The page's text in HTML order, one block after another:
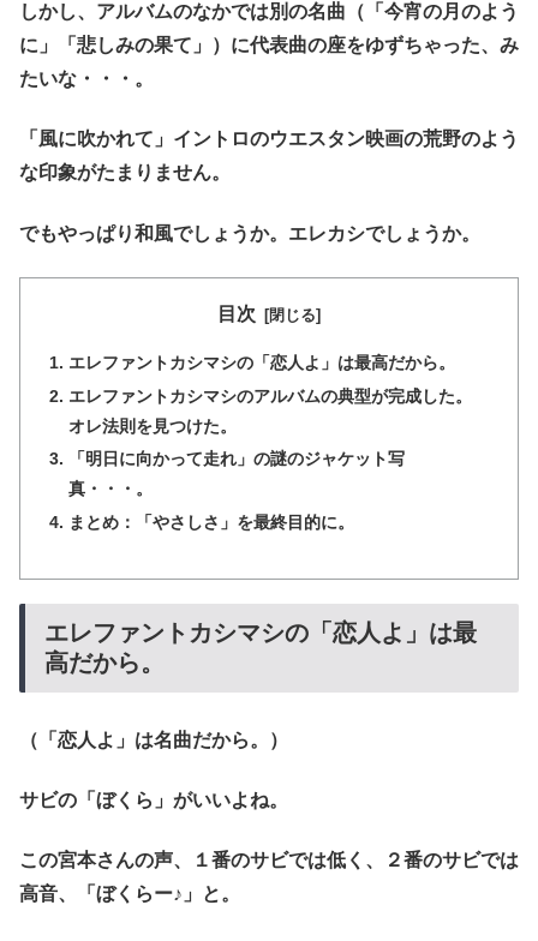
しかし、アルバムのなかでは別の名曲（「今宵の月のよう
に」「悲しみの果て」）に代表曲の座をゆずちゃった、み
たいな・・・。
「風に吹かれて」イントロのウエスタン映画の荒野のよう
な印象がたまりません。
でもやっぱり和風でしょうか。エレカシでしょうか。
目次
エレファントカシマシの「恋人よ」は最高だから。
エレファントカシマシのアルバムの典型が完成した。
オレ法則を見つけた。
「明日に向かって走れ」の謎のジャケット写
真・・・。
まとめ：「やさしさ」を最終目的に。
エレファントカシマシの「恋人よ」は最
高だから。
（「恋人よ」は名曲だから。）
サビの「ぼくら」がいいよね。
この宮本さんの声、１番のサビでは低く、２番のサビでは
高音、「ぼくらー♪」と。